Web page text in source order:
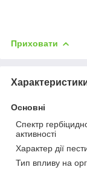
Приховати
Основні
Спектр
активності
Характер дії
Тип впливу на